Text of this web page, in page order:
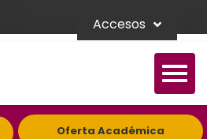
Accesos
Oferta Académica